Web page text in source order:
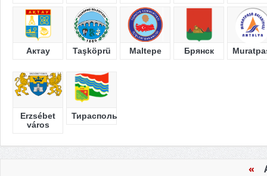
Актау Taşköprü Maltepe Брянск
Erzsébet
város
Тирасполь
«